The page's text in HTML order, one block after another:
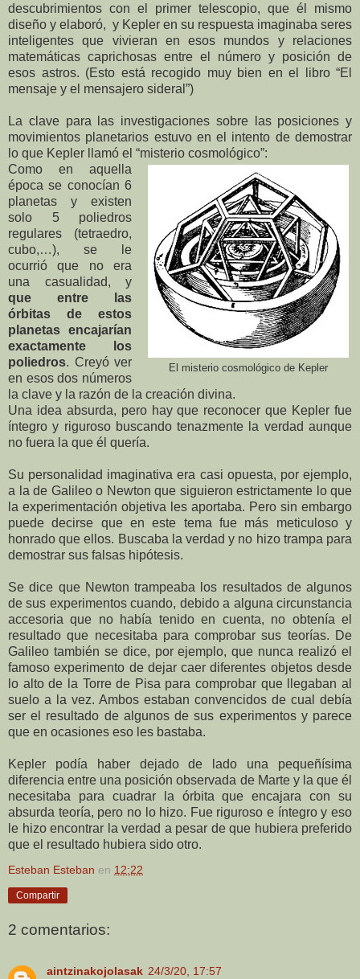
descubrimientos con el primer telescopio, que él mismo
diseño y elaboró, y Kepler en su respuesta imaginaba seres
inteligentes que vivieran en esos mundos y relaciones
matemáticas caprichosas entre el número y posición de
esos astros. (Esto está recogido muy bien en el libro “El
mensaje y el mensajero sideral”)
La clave para las investigaciones sobre las posiciones y
movimientos planetarios estuvo en el intento de demostrar
lo que Kepler llamó el “misterio cosmológico”:
El misterio cosmológico de Kepler
Como en aquella
época se conocían 6
planetas y existen
solo 5 poliedros
regulares (tetraedro,
cubo,…), se le
ocurrió que no era
una casualidad, y
que entre las
órbitas de estos
planetas encajarían
exactamente los
poliedros. Creyó ver
en esos dos números
la clave y la razón de la creación divina.
Una idea absurda, pero hay que reconocer que Kepler fue
íntegro y riguroso buscando tenazmente la verdad aunque
no fuera la que él quería.
Su personalidad imaginativa era casi opuesta, por ejemplo,
a la de Galileo o Newton que siguieron estrictamente lo que
la experimentación objetiva les aportaba. Pero sin embargo
puede decirse que en este tema fue más meticuloso y
honrado que ellos. Buscaba la verdad y no hizo trampa para
demostrar sus falsas hipótesis.
Se dice que Newton trampeaba los resultados de algunos
de sus experimentos cuando, debido a alguna circunstancia
accesoria que no había tenido en cuenta, no obtenía el
resultado que necesitaba para comprobar sus teorías. De
Galileo también se dice, por ejemplo, que nunca realizó el
famoso experimento de dejar caer diferentes objetos desde
lo alto de la Torre de Pisa para comprobar que llegaban al
suelo a la vez. Ambos estaban convencidos de cual debía
ser el resultado de algunos de sus experimentos y parece
que en ocasiones eso les bastaba.
Kepler podía haber dejado de lado una pequeñísima
diferencia entre una posición observada de Marte y la que él
necesitaba para cuadrar la órbita que encajara con su
absurda teoría, pero no lo hizo. Fue riguroso e íntegro y eso
le hizo encontrar la verdad a pesar de que hubiera preferido
que el resultado hubiera sido otro.
Esteban Esteban en 12:22
Compartir
2 comentarios:
aintzinakojolasak 24/3/20, 17:57